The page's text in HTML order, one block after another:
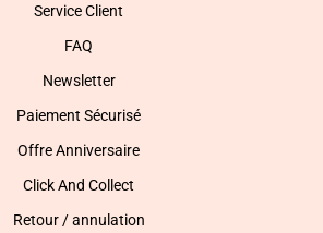
Service Client
FAQ
Newsletter
Paiement Sécurisé
Offre Anniversaire
Click And Collect
Retour / annulation